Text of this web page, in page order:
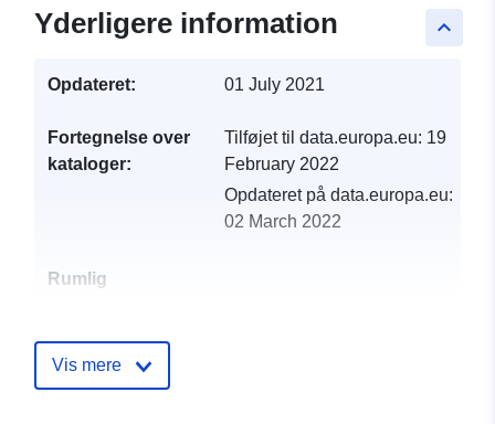
keyboard_arrow_up
Yderligere information
Opdateret: 01 July 2021
Fortegnelse over
kataloger:
Tilføjet til data.europa.eu: 19
February 2022
Opdateret på data.europa.eu:
02 March 2022
Rumlig
Identifikatorer:
Vis mere